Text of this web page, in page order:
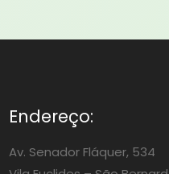
Endereço:
Av. Senador Fláquer, 534